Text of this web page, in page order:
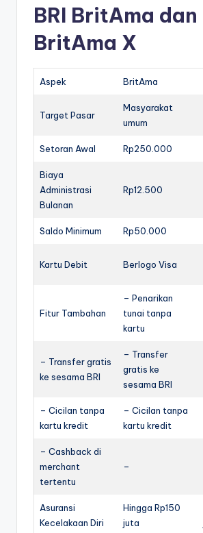
BRI BritAma dan
BritAma X
Aspek BritAma
Target Pasar
Masyarakat
umum
Setoran Awal Rp250.000
Biaya
Administrasi
Bulanan
Rp12.500
Saldo Minimum Rp50.000
Kartu Debit Berlogo Visa
Fitur Tambahan
– Penarikan
tunai tanpa
kartu
– Transfer gratis
ke sesama BRI
– Transfer
gratis ke
sesama BRI
– Cicilan tanpa
kartu kredit
– Cicilan tanpa
kartu kredit
– Cashback di
merchant
tertentu
–
Asuransi
Kecelakaan Diri
Hingga Rp150
juta